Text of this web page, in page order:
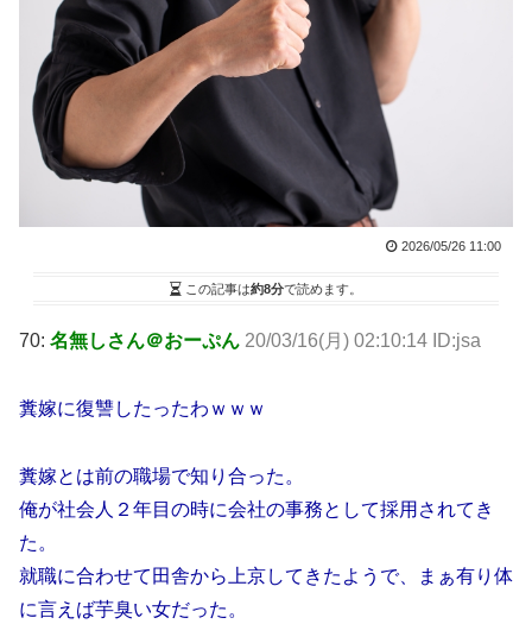
2026/05/26 11:00
この記事は約8分で読めます。
70: 名無しさん＠おーぷん 20/03/16(月) 02:10:14 ID:jsa
糞嫁に復讐したったわｗｗｗ
糞嫁とは前の職場で知り合った。
俺が社会人２年目の時に会社の事務として採用されてき
た。
就職に合わせて田舎から上京してきたようで、まぁ有り体
に言えば芋臭い女だった。